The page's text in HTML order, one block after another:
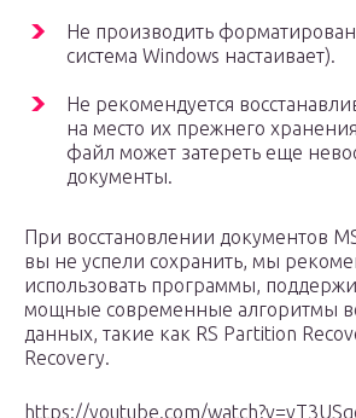
Не производить
система Windows настаивает).
Не рекомендуется
на место их прежнего
файл может затереть еще
документы.
При восстановлении документов
вы не успели сохранить, мы
использовать программы,
мощные современные алгоритмы
данных, такие как RS Partition
Recovery.
https://youtube.com/